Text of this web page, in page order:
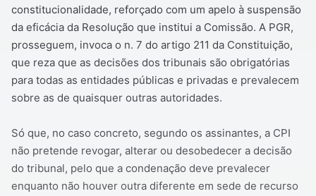
constitucionalidade, reforçado com um apelo à suspensão
da eficácia da Resolução que institui a Comissão. A PGR,
prosseguem, invoca o n. 7 do artigo 211 da Constituição,
que reza que as decisões dos tribunais são obrigatórias
para todas as entidades públicas e privadas e prevalecem
sobre as de quaisquer outras autoridades.
Só que, no caso concreto, segundo os assinantes, a CPI
não pretende revogar, alterar ou desobedecer a decisão
do tribunal, pelo que a condenação deve prevalecer
enquanto não houver outra diferente em sede de recurso